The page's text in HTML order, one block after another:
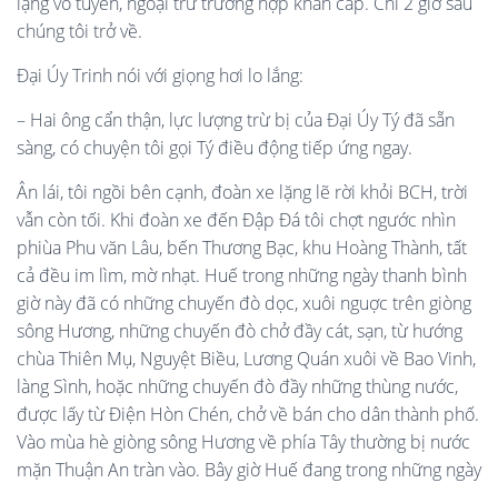
chúng tôi trở về.
Đại Úy Trinh nói với giọng hơi lo lắng:
– Hai ông cẩn thận, lực lượng trừ bị của Đại Úy Tý đã sẵn
sàng, có chuyện tôi gọi Tý điều động tiếp ứng ngay.
Ân lái, tôi ngồi bên cạnh, đoàn xe lặng lẽ rời khỏi BCH, trời
vẫn còn tối. Khi đoàn xe đến Đập Đá tôi chợt ngước nhìn
phiùa Phu văn Lâu, bến Thương Bạc, khu Hoàng Thành, tất
cả đều im lìm, mờ nhạt. Huế trong những ngày thanh bình
giờ này đã có những chuyến đò dọc, xuôi nguợc trên giòng
sông Hương, những chuyến đò chở đầy cát, sạn, từ hướng
chùa Thiên Mụ, Nguyệt Biều, Lương Quán xuôi về Bao Vinh,
làng Sình, hoặc những chuyến đò đầy những thùng nước,
được lấy từ Điện Hòn Chén, chở về bán cho dân thành phố.
Vào mùa hè giòng sông Hương về phía Tây thường bị nước
mặn Thuận An tràn vào. Bây giờ Huế đang trong những ngày